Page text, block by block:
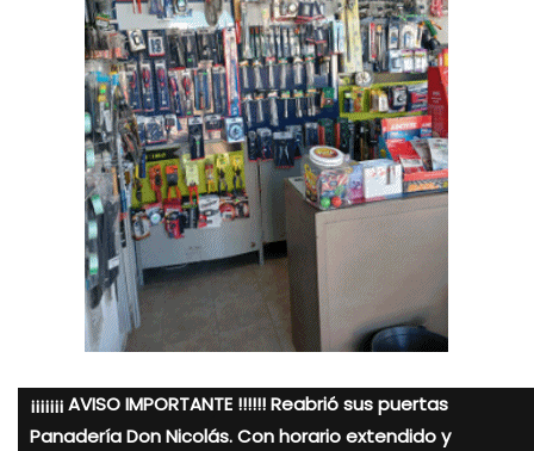
¡¡¡¡¡¡¡ AVISO IMPORTANTE !!!!!! Reabrió sus puertas
Panadería Don Nicolás. Con horario extendido y